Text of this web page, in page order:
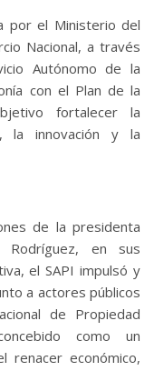
por el Ministerio del
Nacional, a través
Autónomo de la
con el Plan de la
fortalecer la
la innovación y la
de la presidenta
Rodríguez, en sus
el SAPI impulsó y
a actores públicos
de Propiedad
como un
renacer económico,